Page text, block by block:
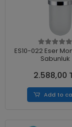
ES10-022 Eser
Sabunluk
2.588,00
Add to